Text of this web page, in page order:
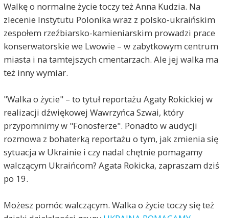
Walkę o normalne życie toczy też Anna Kudzia. Na
zlecenie Instytutu Polonika wraz z polsko-ukraińskim
zespołem rzeźbiarsko-kamieniarskim prowadzi prace
konserwatorskie we Lwowie – w zabytkowym centrum
miasta i na tamtejszych cmentarzach. Ale jej walka ma
też inny wymiar.
"Walka o życie" – to tytuł reportażu Agaty Rokickiej w
realizacji dźwiękowej Wawrzyńca Szwai, który
przypomnimy w "Fonosferze". Ponadto w audycji
rozmowa z bohaterką reportażu o tym, jak zmienia się
sytuacja w Ukrainie i czy nadal chętnie pomagamy
walczącym Ukraińcom? Agata Rokicka, zapraszam dziś
po 19.
Możesz pomóc walczącym. Walka o życie toczy się też